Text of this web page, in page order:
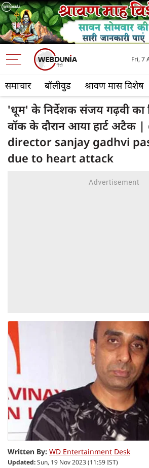
समाचार बॉलीवुड श्रावण मास विशेष
Fri, 7
'धूम' के निर्देशक संजय गढ़वी का
वॉक के दौरान आया हार्ट अटैक
director sanjay gadhvi
due to heart attack
Written By: WD Entertainment Desk
Updated:Sun, 19 Nov 2023 (11:59 IST)